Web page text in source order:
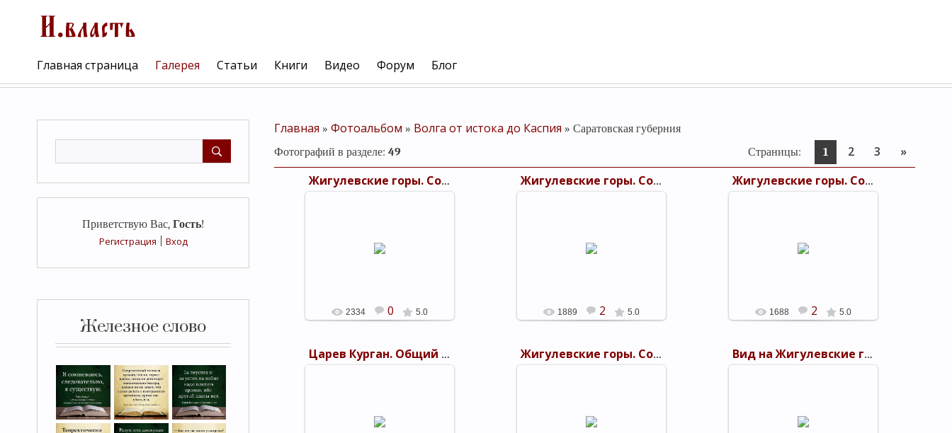
Главная страница Галерея Статьи Книги Видео Форум Блог
Приветствую Вас, Гость!
Регистрация
Вход
Железное слово
Главная » Фотоальбом » Волга от истока до Каспия » Саратовская губерния
Фотографий в разделе: 49 Страницы: 1 2 3 »
Жигулевские горы. Соколиная гора
Жигулевские горы. Соколиная
гора. 1894 г. посад Дубовка
2334 0 5.0
Жигулевские горы. Соколиная гора
Жигулевские горы. Соколиная
гора. 1894 г. посад Дубовка
1889 2 5.0
Жигулевские горы. Соколиная гора
Жигулевские горы. Соколиная
гора. 1894 г. посад Дубовка
1688 2 5.0
Царев Курган. Общий вид. 1894 г. посад Дубовка Жигулевские горы. Соколиная гора
Жигулевские горы. Соколиная
гора. 1894 г. посад Дубовка
Вид на Жигулевские горы с Царева кургана
Царева кургана. 1894 г. посад